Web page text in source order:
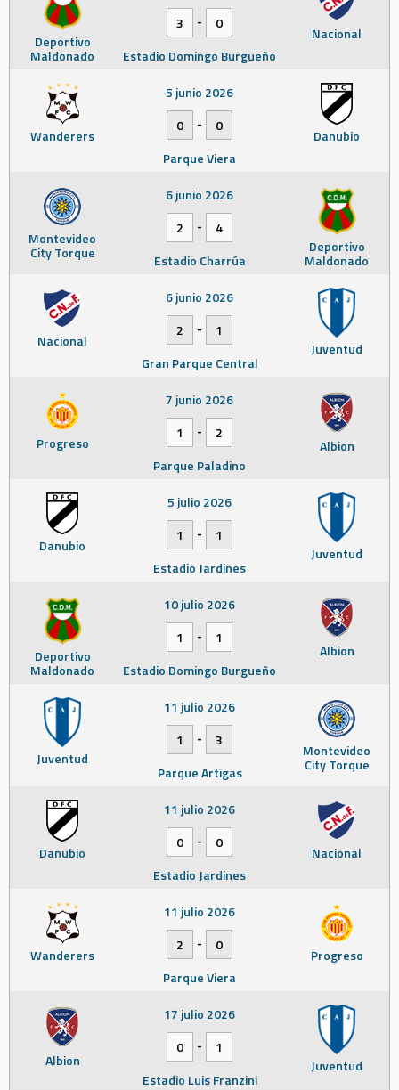
Deportivo
Maldonado
Nacional
3
-
0
Estadio Domingo Burgueño
Wanderers Danubio
5 junio 2026
0
-
0
Parque Viera
Montevideo
City Torque Deportivo
Maldonado
6 junio 2026
2
-
4
Estadio Charrúa
Nacional Juventud
6 junio 2026
2
-
1
Gran Parque Central
Progreso Albion
7 junio 2026
1
-
2
Parque Paladino
Danubio Juventud
5 julio 2026
1
-
1
Estadio Jardines
Deportivo
Maldonado
Albion
10 julio 2026
1
-
1
Estadio Domingo Burgueño
Juventud Montevideo
City Torque
11 julio 2026
1
-
3
Parque Artigas
Danubio Nacional
11 julio 2026
0
-
0
Estadio Jardines
Wanderers Progreso
11 julio 2026
2
-
0
Parque Viera
Albion Juventud
17 julio 2026
0
-
1
Estadio Luis Franzini